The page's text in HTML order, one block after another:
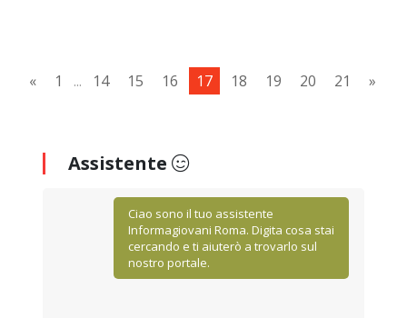
« 1 ... 14 15 16 17 18 19 20 21 »
Assistente
Ciao sono il tuo assistente
Informagiovani Roma. Digita cosa stai
cercando e ti aiuterò a trovarlo sul
nostro portale.